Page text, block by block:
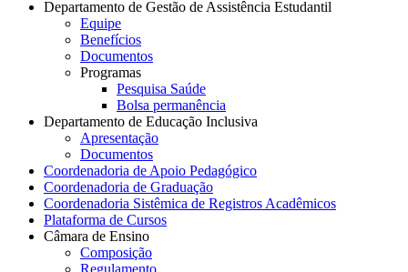
Departamento de Gestão de Assistência Estudantil
Equipe
Benefícios
Documentos
Programas
Pesquisa Saúde
Bolsa permanência
Departamento de Educação Inclusiva
Apresentação
Documentos
Coordenadoria de Apoio Pedagógico
Coordenadoria de Graduação
Coordenadoria Sistêmica de Registros Acadêmicos
Plataforma de Cursos
Câmara de Ensino
Composição